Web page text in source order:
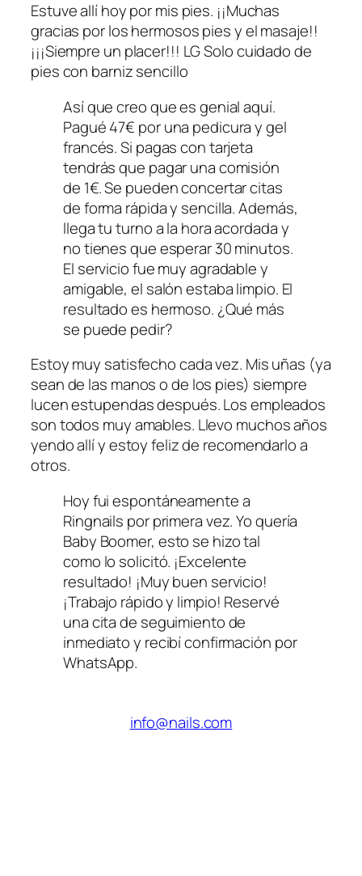
Estuve allí hoy por mis pies. ¡¡Muchas
gracias por los hermosos pies y el masaje!!
¡¡¡Siempre un placer!!! LG Solo cuidado de
pies con barniz sencillo
Así que creo que es genial aquí.
Pagué 47€ por una pedicura y gel
francés. Si pagas con tarjeta
tendrás que pagar una comisión
de 1€. Se pueden concertar citas
de forma rápida y sencilla. Además,
llega tu turno a la hora acordada y
no tienes que esperar 30 minutos.
El servicio fue muy agradable y
amigable, el salón estaba limpio. El
resultado es hermoso. ¿Qué más
se puede pedir?
Estoy muy satisfecho cada vez. Mis uñas (ya
sean de las manos o de los pies) siempre
lucen estupendas después. Los empleados
son todos muy amables. Llevo muchos años
yendo allí y estoy feliz de recomendarlo a
otros.
Hoy fui espontáneamente a
Ringnails por primera vez. Yo quería
Baby Boomer, esto se hizo tal
como lo solicitó. ¡Excelente
resultado! ¡Muy buen servicio!
¡Trabajo rápido y limpio! Reservé
una cita de seguimiento de
inmediato y recibí confirmación por
WhatsApp.
info@nails.com